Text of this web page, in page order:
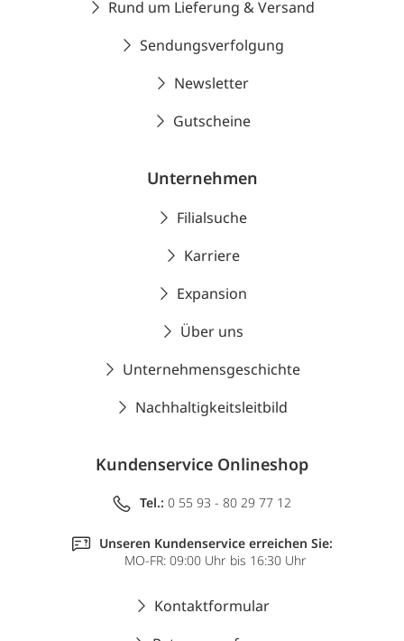
Rund um Lieferung & Versand
Sendungsverfolgung
Newsletter
Gutscheine
Unternehmen
Filialsuche
Karriere
Expansion
Über uns
Unternehmensgeschichte
Nachhaltigkeitsleitbild
Kundenservice Onlineshop
Tel.: 0 55 93 - 80 29 77 12
Unseren Kundenservice erreichen Sie:
MO-FR: 09:00 Uhr bis 16:30 Uhr
Kontaktformular